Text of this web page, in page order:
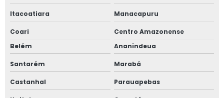
Itacoatiara Manacapuru
Coari
Centro Amazonense
Belém
Ananindeua
Santarém Marabá
Castanhal Parauapebas